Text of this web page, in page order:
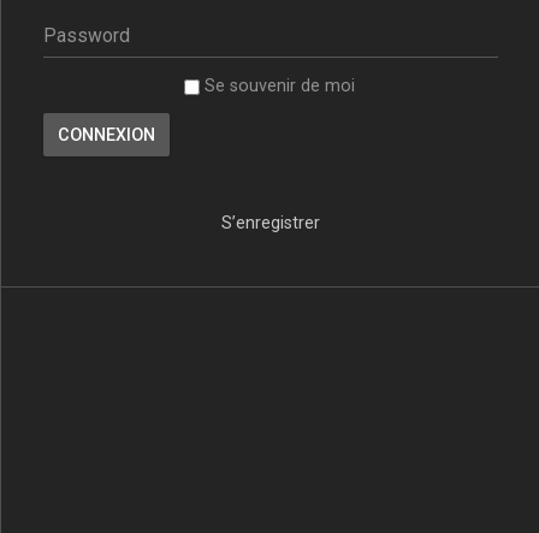
Se souvenir de moi
S’enregistrer